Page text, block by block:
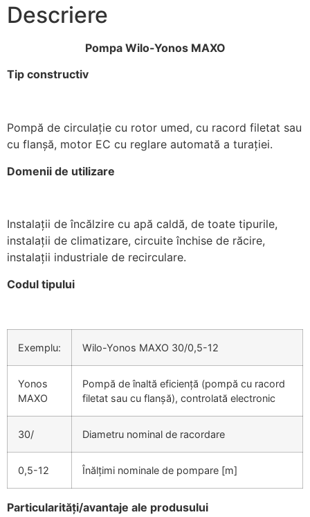
Descriere
Pompa Wilo-Yonos MAXO
Tip constructiv
Pompă de circulaţie cu rotor umed, cu racord filetat sau
cu flanşă, motor EC cu reglare automată a turaţiei.
Domenii de utilizare
Instalaţii de încălzire cu apă caldă, de toate tipurile,
instalaţii de climatizare, circuite închise de răcire,
instalaţii industriale de recirculare.
Codul tipului
Exemplu: Wilo-Yonos MAXO 30/0,5-12
Yonos
MAXO
Pompă de înaltă eficienţă (pompă cu racord
filetat sau cu flanşă), controlată electronic
30/ Diametru nominal de racordare
0,5-12 Înălţimi nominale de pompare [m]
Particularităţi/avantaje ale produsului